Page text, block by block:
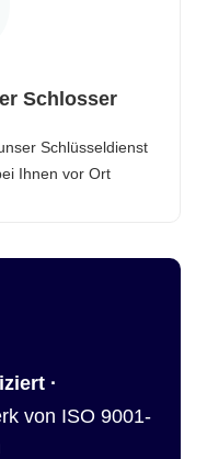
Schlosser
Schlüsseldienst
Ihnen vor Ort
·
von ISO 9001-